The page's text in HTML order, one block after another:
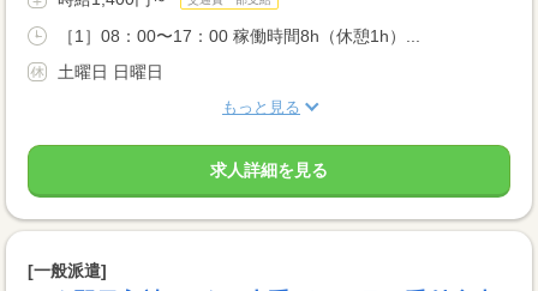
［1］08：00〜17：00 稼働時間8h（休憩1h）...
土曜日 日曜日
もっと見る
求人詳細を見る
[一般派遣]